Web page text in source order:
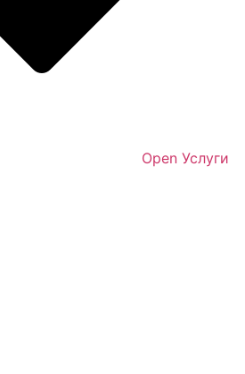
Open Услуги